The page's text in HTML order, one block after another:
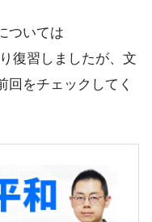
ついては
復習しましたが、文
回をチェックしてく